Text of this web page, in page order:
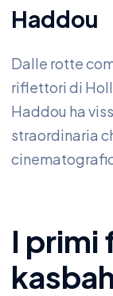
Haddou
Dalle rotte
riflettori di
Haddou ha
straordinaria
I primi